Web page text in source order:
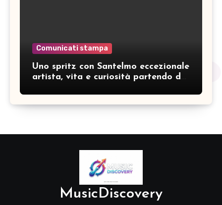
Comunicati stampa
Uno spritz con Santelmo eccezionale
artista, vita e curiosità partendo da
MusicDiscovery